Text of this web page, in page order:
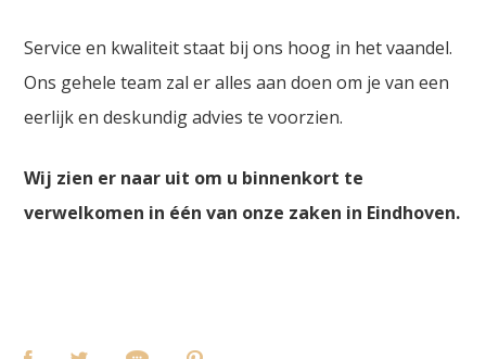
Service en kwaliteit staat bij ons hoog in het vaandel.
Ons gehele team zal er alles aan doen om je van een
eerlijk en deskundig advies te voorzien.
Wij zien er naar uit om u binnenkort te
verwelkomen in één van onze zaken in Eindhoven.